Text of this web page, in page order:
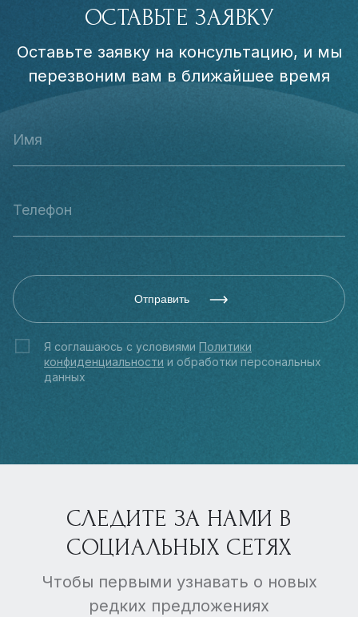
ОСТАВЬТЕ ЗАЯВКУ
Оставьте заявку на консультацию, и мы
перезвоним вам в ближайшее время
Отправить
Я соглашаюсь с условиями Политики
конфиденциальности и обработки персональных
данных
СЛЕДИТЕ ЗА НАМИ В
СОЦИАЛЬНЫХ СЕТЯХ
Чтобы первыми узнавать о новых
редких предложениях